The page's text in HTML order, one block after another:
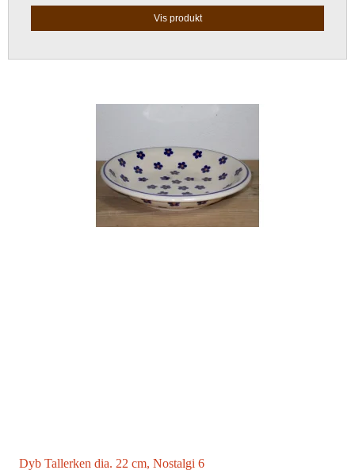
Vis produkt
Dyb Tallerken dia. 22 cm, Nostalgi 6